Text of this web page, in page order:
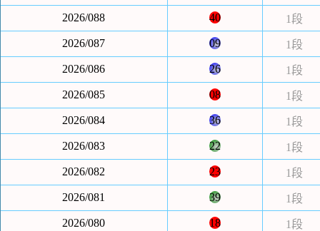
2026/088
40
1段
2026/087
09
1段
2026/086
26
1段
2026/085
08
1段
2026/084
36
1段
2026/083
22
1段
2026/082
23
1段
2026/081
39
1段
2026/080
18
1段